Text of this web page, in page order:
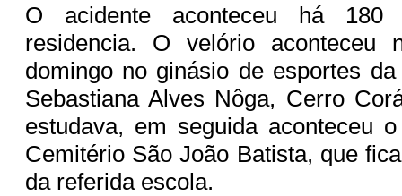
O acidente aconteceu há
residencia. O velório aconteceu
domingo no ginásio de esportes
Sebastiana Alves Nôga, Cerro
estudava, em seguida aconteceu
Cemitério São João Batista, que
da referida escola.